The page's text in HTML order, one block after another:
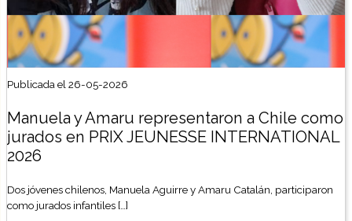
Publicada el 26-05-2026
Manuela y Amaru representaron a Chile como
jurados en PRIX JEUNESSE INTERNATIONAL
2026
Dos jóvenes chilenos, Manuela Aguirre y Amaru Catalán, participaron
como jurados infantiles […]